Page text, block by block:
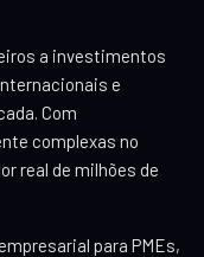
a investimentos
e
Com
complexas no
real de milhões de
para PMEs,